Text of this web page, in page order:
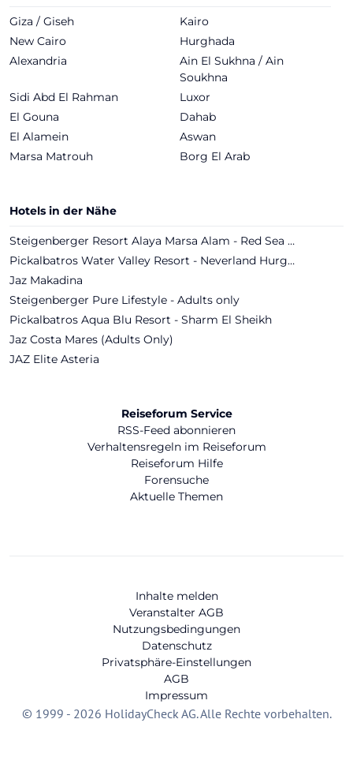
Giza / Giseh
Kairo
New Cairo
Hurghada
Alexandria
Ain El Sukhna / Ain
Soukhna
Sidi Abd El Rahman
Luxor
El Gouna
Dahab
El Alamein
Aswan
Marsa Matrouh
Borg El Arab
Hotels in der Nähe
Steigenberger Resort Alaya Marsa Alam - Red Sea - Adults only
Pickalbatros Water Valley Resort - Neverland Hurghada
Jaz Makadina
Steigenberger Pure Lifestyle - Adults only
Pickalbatros Aqua Blu Resort - Sharm El Sheikh
Jaz Costa Mares (Adults Only)
JAZ Elite Asteria
Reiseforum Service
RSS-Feed abonnieren
Verhaltensregeln im Reiseforum
Reiseforum Hilfe
Forensuche
Aktuelle Themen
Inhalte melden
Veranstalter AGB
Nutzungsbedingungen
Datenschutz
Privatsphäre-Einstellungen
AGB
Impressum
© 1999 - 2026 HolidayCheck AG. Alle Rechte vorbehalten.